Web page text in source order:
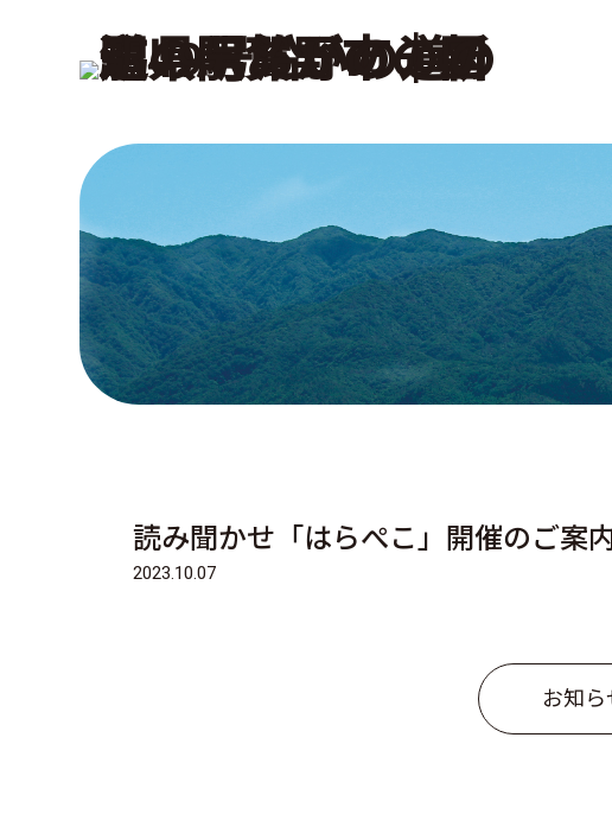
読み聞かせ「はらぺこ」開催のご案
2023.10.07
お知